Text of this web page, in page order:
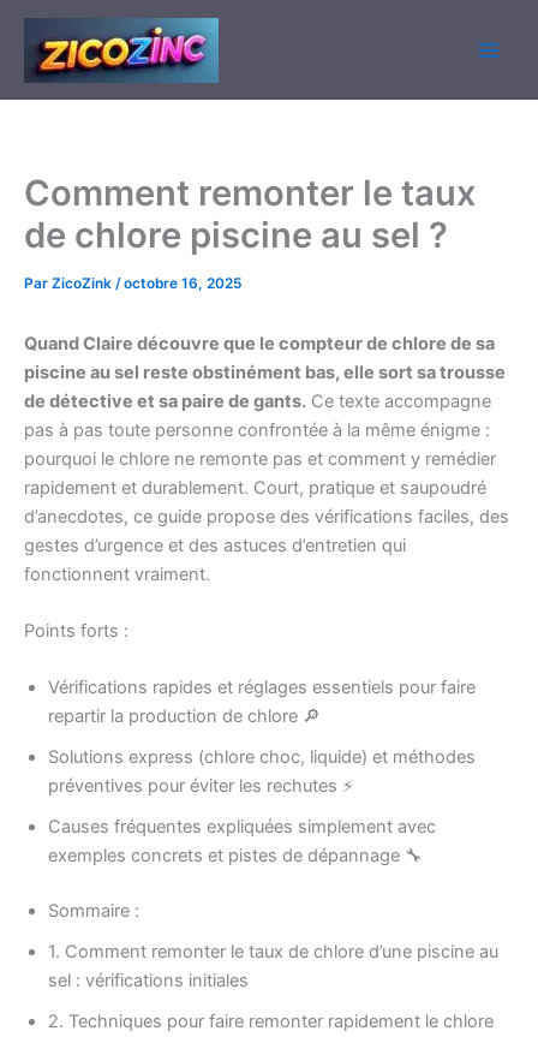
Aller
contenu
Comment remonter le taux
de chlore piscine au sel​ ?
Par ZicoZink /octobre 16, 2025
Quand Claire découvre que le compteur de chlore de sa
piscine au sel reste obstinément bas, elle sort sa trousse
de détective et sa paire de gants. Ce texte accompagne
pas à pas toute personne confrontée à la même énigme :
pourquoi le chlore ne remonte pas et comment y remédier
rapidement et durablement. Court, pratique et saupoudré
d’anecdotes, ce guide propose des vérifications faciles, des
gestes d’urgence et des astuces d’entretien qui
fonctionnent vraiment.
Points forts :
Vérifications rapides et réglages essentiels pour faire
repartir la production de chlore 🔎
Solutions express (chlore choc, liquide) et méthodes
préventives pour éviter les rechutes ⚡
Causes fréquentes expliquées simplement avec
exemples concrets et pistes de dépannage 🔧
Sommaire :
1. Comment remonter le taux de chlore d’une piscine au
sel : vérifications initiales
2. Techniques pour faire remonter rapidement le chlore